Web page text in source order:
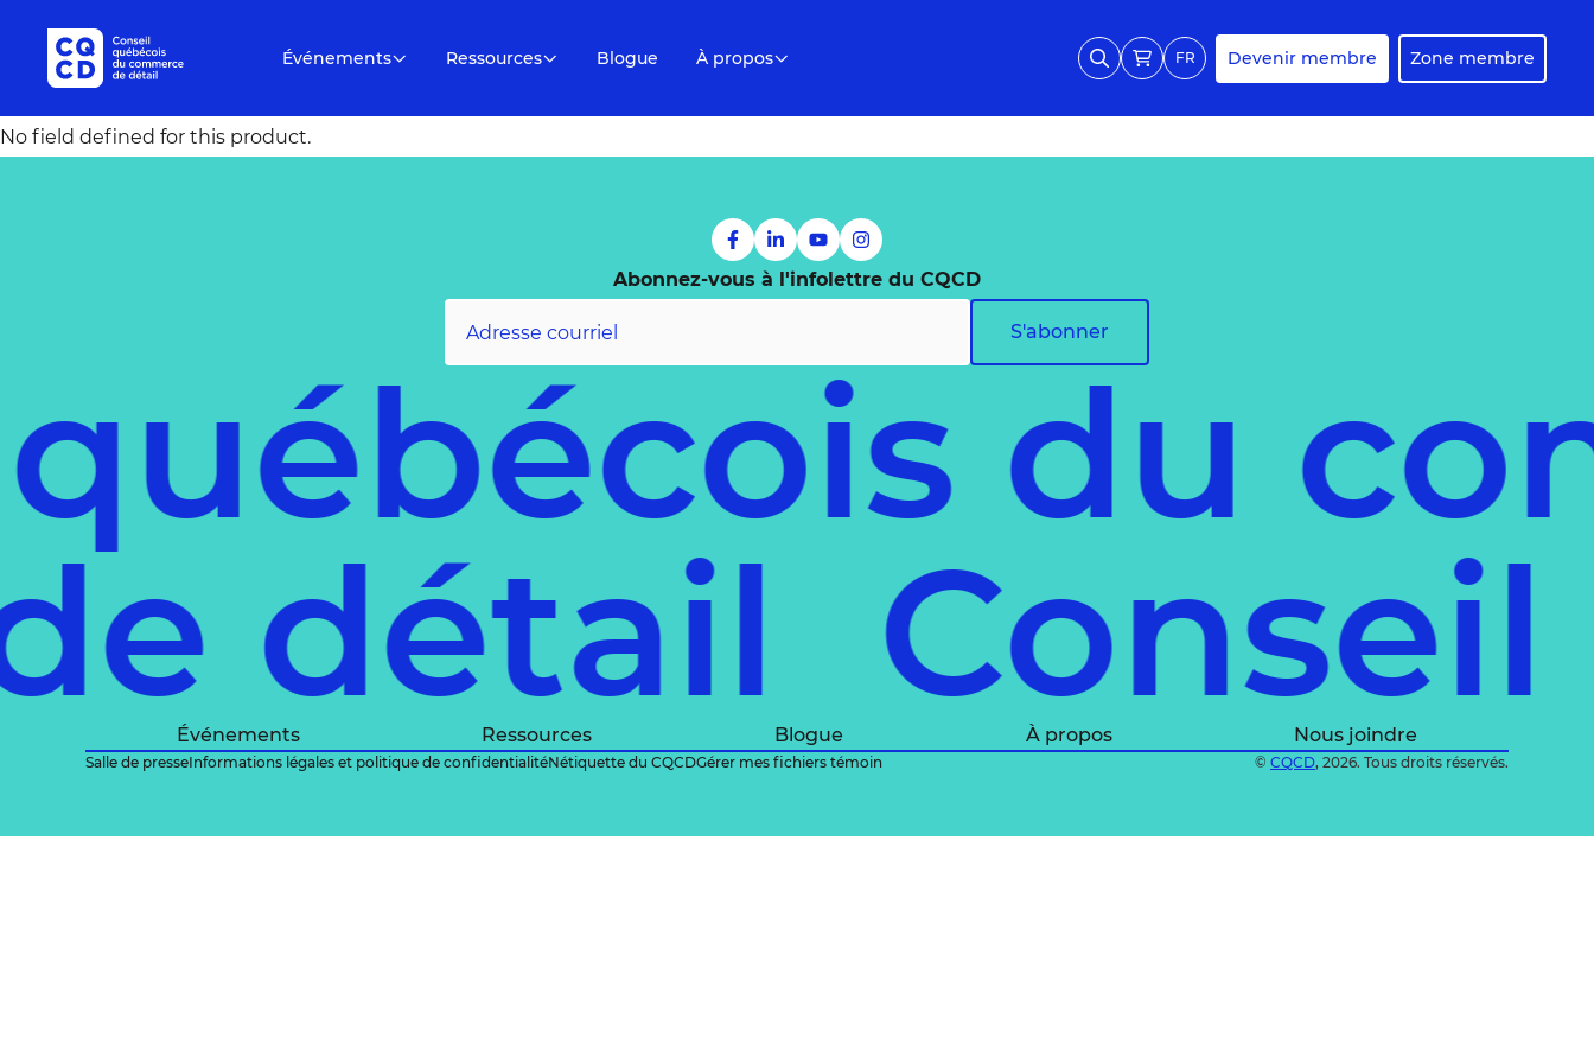
Événements Ressources Blogue À propos FR Devenir membre Zone membre
No field defined for this product.
Abonnez-vous à l'infolettre du CQCD
S'abonner
du
de détail
Événements Ressources Blogue À propos Nous joindre
Salle de presseInformations légales et politique de confidentialitéNétiquette du CQCDGérer mes fichiers témoin © CQCD, 2026. Tous droits réservés.